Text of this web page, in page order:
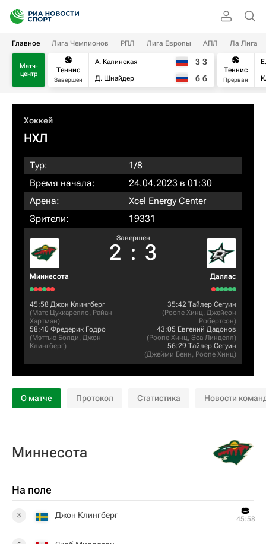
Главное Лига Чемпионов РПЛ Лига Европы АПЛ Ла Лига
Матч-
центр
Теннис
Завершен
А. Калинская
Д. Шнайдер
3 3
6 6
Теннис
Прерван
Хоккей
НХЛ
Тур:
1/8
Время начала:
24.04.2023 в 01:30
Арена:
Xcel Energy Center
Зрители:
19331
Миннесота
Завершен
2 : 3
Даллас
45:58 Джон Клингберг
(Матс Цуккарелло, Райан
Хартман)
58:40 Фредерик Годро
(Мэттью Болди, Джон
Клингберг)
35:42 Тайлер Сегуин
(Роопе Хинц, Джейсон
Робертсон)
43:05 Евгений Дадонов
(Роопе Хинц, Эса Линделл)
56:29 Тайлер Сегуин
(Джейми Бенн, Роопе Хинц)
О матче Протокол Статистика Новости
Миннесота
На поле
3 Джон Клингберг 45:58